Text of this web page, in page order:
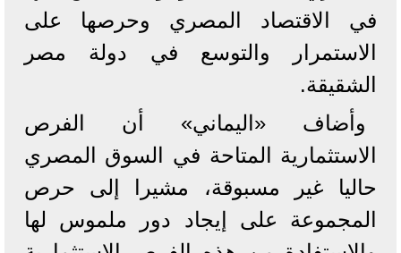
في الاقتصاد المصري وحرصها على
الاستمرار والتوسع في دولة مصر
الشقيقة.
وأضاف «اليماني» أن الفرص
الاستثمارية المتاحة في السوق المصري
حاليا غير مسبوقة، مشيرا إلى حرص
المجموعة على إيجاد دور ملموس لها